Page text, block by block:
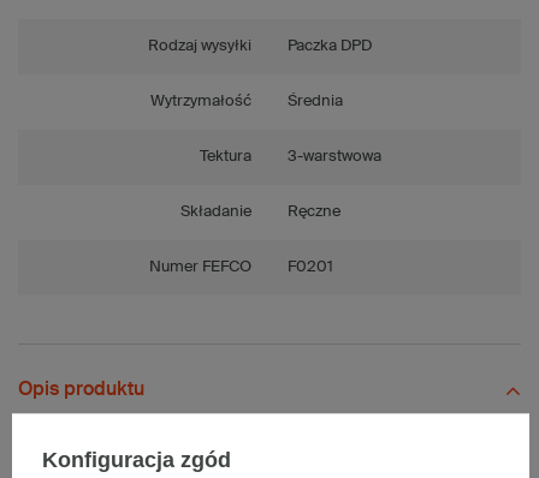
Rodzaj wysyłki Paczka DPD
Wytrzymałość Średnia
Tektura 3-warstwowa
Składanie Ręczne
Numer FEFCO F0201
Opis produktu
Konfiguracja zgód